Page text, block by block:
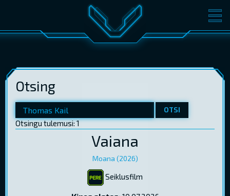
FILMID PILETID
KONVERENTS
KINKEKAARDID
Otsing
OTSI
Otsingu tulemusi: 1
Vaiana
Moana (2026)
Seiklusfilm